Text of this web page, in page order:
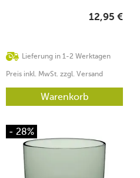
Lieferung in 1-2 Werktagen
12,95 €
Preis inkl. MwSt. zzgl. Versand
Warenkorb
- 28%